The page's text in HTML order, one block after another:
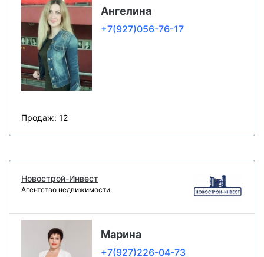
Ангелина
+7(927)056-76-17
Продаж: 12
Новострой-Инвест
Агентство недвижимости
Марина
+7(927)226-04-73